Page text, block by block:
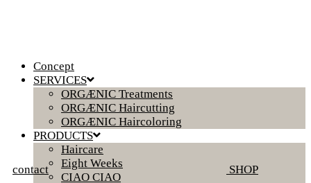
contact SHOP
Concept
SERVICES
ORGÆNIC Treatments
ORGÆNIC Haircutting
ORGÆNIC Haircoloring
PRODUCTS
Haircare
Eight Weeks
CIAO CIAO